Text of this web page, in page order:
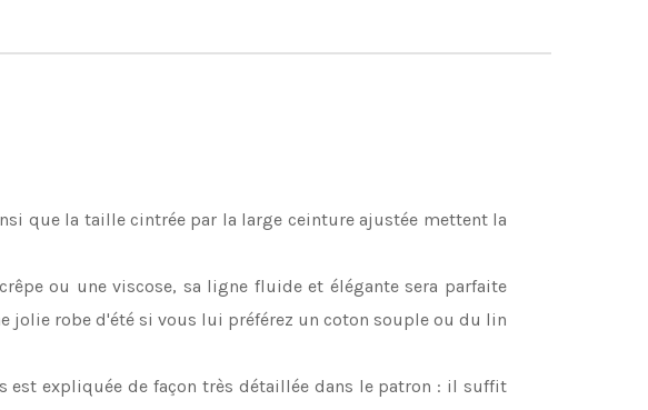
que la taille cintrée par la large ceinture ajustée mettent la
ou une viscose, sa ligne fluide et élégante sera parfaite
jolie robe d'été si vous lui préférez un coton souple ou du lin
est expliquée de façon très détaillée dans le patron : il suffit